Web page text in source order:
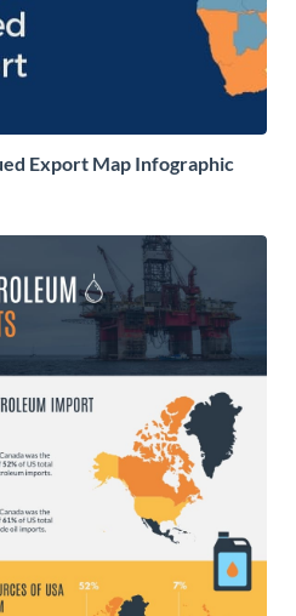
Export Map Infographic